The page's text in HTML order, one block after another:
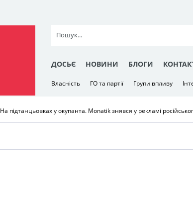
ДОСЬЄ НОВИНИ БЛОГИ
Власність ГО та партії Групи впливу
На підтанцьовках у окупанта. Monatik знявся у рекламі